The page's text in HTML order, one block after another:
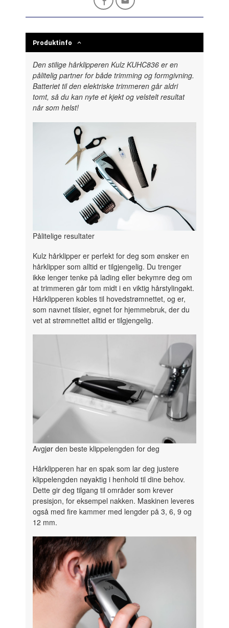
Produktinfo
Den stilige hårklipperen Kulz KUHC836 er en
pålitelig partner for både trimming og formgivning.
Batteriet til den elektriske trimmeren går aldri
tomt, så du kan nyte et kjekt og velstelt resultat
når som helst!
Pålitelige resultater
Kulz hårklipper er perfekt for deg som ønsker en
hårklipper som alltid er tilgjengelig. Du trenger
ikke lenger tenke på lading eller bekymre deg om
at trimmeren går tom midt i en viktig hårstylingøkt.
Hårklipperen kobles til hovedstrømnettet, og er,
som navnet tilsier, egnet for hjemmebruk, der du
vet at strømnettet alltid er tilgjengelig.
Avgjør den beste klippelengden for deg
Hårklipperen har en spak som lar deg justere
klippelengden nøyaktig i henhold til dine behov.
Dette gir deg tilgang til områder som krever
presisjon, for eksempel nakken. Maskinen leveres
også med fire kammer med lengder på 3, 6, 9 og
12 mm.